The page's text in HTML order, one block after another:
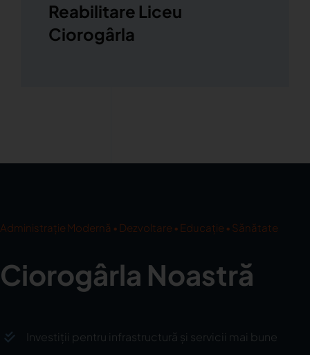
Reabilitare Liceu
Ciorogârla
Administrație Modernă • Dezvoltare • Educație • Sănătate
Ciorogârla Noastră
Investiții pentru infrastructură și servicii mai bune